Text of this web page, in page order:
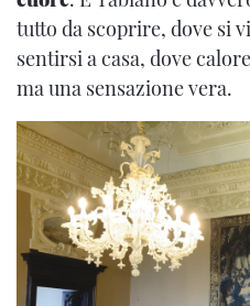
tutto da scoprire, dove si
sentirsi a casa, dove
ma una sensazione vera.